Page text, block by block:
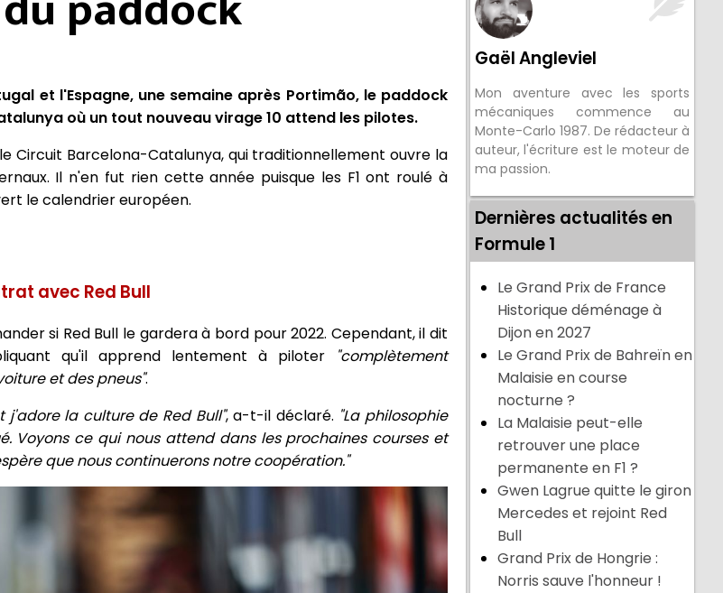
et l'Espagne, une semaine après Portimão, le paddock
où un tout nouveau virage 10 attend les pilotes.
Circuit Barcelona-Catalunya, qui traditionnellement ouvre la
Il n'en fut rien cette année puisque les F1 ont roulé à
le calendrier européen.
avec Red Bull
si Red Bull le gardera à bord pour 2022. Cependant, il dit
qu'il apprend lentement à piloter
"complètement
et des pneus".
la culture de Red Bull", a-t-il déclaré. "La philosophie
Voyons ce qui nous attend dans les prochaines courses et
que nous continuerons notre coopération."
Gaël Angleviel
Mon aventure avec les sports
mécaniques commence au
Monte-Carlo 1987. De rédacteur à
auteur, l'écriture est le moteur de
ma passion.
Dernières actualités en
Formule 1
Le Grand Prix de France
Historique déménage à
Dijon en 2027
Le Grand Prix de Bahreïn en
Malaisie en course
nocturne ?
La Malaisie peut-elle
retrouver une place
permanente en F1 ?
Gwen Lagrue quitte le giron
Mercedes et rejoint Red
Bull
Grand Prix de Hongrie :
Norris sauve l'honneur !